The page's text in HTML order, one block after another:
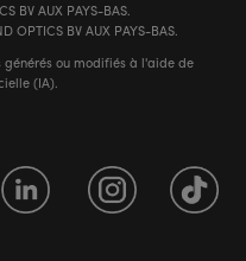
BV AUX PAYS-BAS.
OPTICS BV AUX PAYS-BAS.
ou modifiés à l'aide de
(IA).